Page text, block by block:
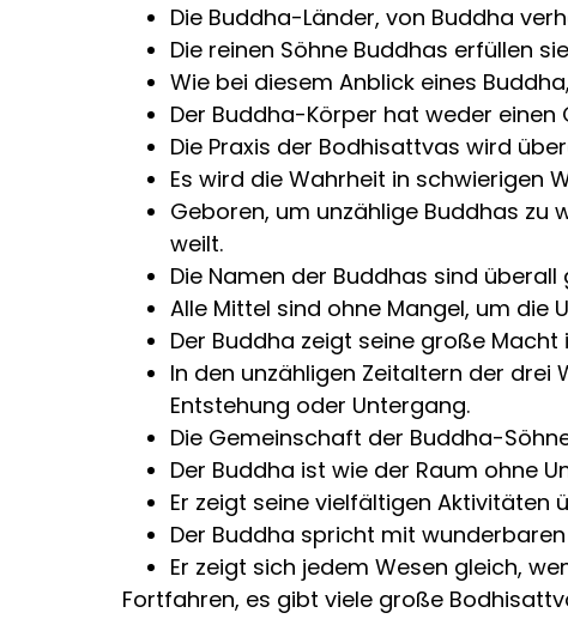
Die Buddha-Länder, von Buddha
Die reinen Söhne Buddhas erfüllen
Wie bei diesem Anblick eines
Der Buddha-Körper hat weder einen
Die Praxis der Bodhisattvas wird
Es wird die Wahrheit in schwierigen
Geboren, um unzählige Buddhas zu
weilt.
Die Namen der Buddhas sind
Alle Mittel sind ohne Mangel, um die
Der Buddha zeigt seine große
In den unzähligen Zeitaltern der drei
Entstehung oder Untergang.
Die Gemeinschaft der Buddha-
Der Buddha ist wie der Raum ohne
Er zeigt seine vielfältigen Aktivitäten
Der Buddha spricht mit
Er zeigt sich jedem Wesen gleich,
Fortfahren, es gibt viele große